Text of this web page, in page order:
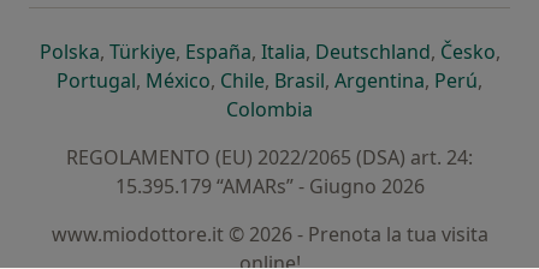
Polskasi apre in una nuova scheda
, Türkiyesi apre in una nuova scheda
, Españasi apre in una nuova scheda
, Italiasi apre in una nuova
, Deutschlandsi apre in
, Českosi
,
Portugalsi apre in una nuova scheda
, Méxicosi apre in una nuova scheda
, Chilesi apre in una nuova scheda
, Brasilsi apre in una nuova
, Argentinasi apre in
, Perúsi
,
Colombia
REGOLAMENTO (EU) 2022/2065 (DSA) art. 24:
15.395.179 “AMARs” - Giugno 2026
www.miodottore.it © 2026 - Prenota la tua visita
online!